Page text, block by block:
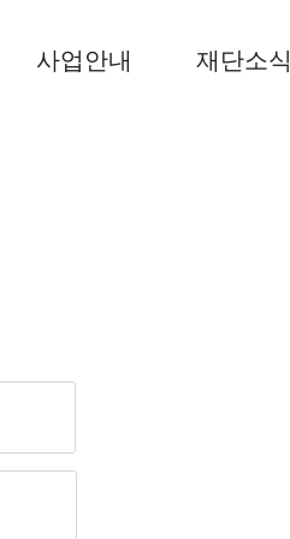
사업안내 재단소식